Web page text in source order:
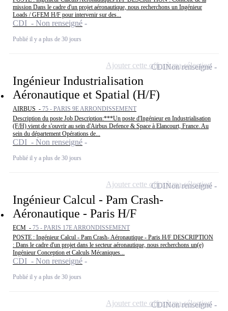
mission Dans le cadre d'un projet aéronautique, nous recherchons un Ingénieur
Loads / GFEM H/F pour intervenir sur des...
CDI - Non renseigné
Publié il y a plus de 30 jours
Ingénieur Industrialisation
Aéronautique et Spatial (H/F)
AIRBUS - 75 - PARIS 9E ARRONDISSEMENT
Description du poste Job Description:***Un poste d'Ingénieur en Industrialisation
(F/H) vient de s'ouvrir au sein d'Airbus Defence & Space à Elancourt, France. Au
sein du département Opérations de...
CDI - Non renseigné
Publié il y a plus de 30 jours
CDINon renseigné
Ajouter cette offre à ma sélection
Ingénieur Calcul - Pam Crash-
Aéronautique - Paris H/F
ECM - 75 - PARIS 17E ARRONDISSEMENT
POSTE : Ingénieur Calcul - Pam Crash- Aéronautique - Paris H/F DESCRIPTION
: Dans le cadre d'un projet dans le secteur aéronautique, nous recherchons un(e)
Ingénieur Conception et Calculs Mécaniques...
CDI - Non renseigné
Publié il y a plus de 30 jours
CDINon renseigné
Ajouter cette offre à ma sélection
CDINon renseigné
Ajouter cette offre à ma sélection